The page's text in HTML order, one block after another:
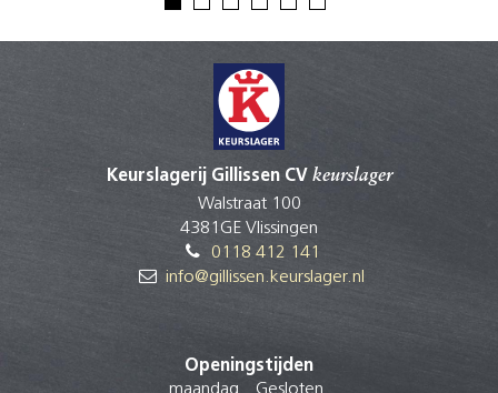
Keurslagerij Gillissen CV keurslager
Walstraat 100
4381GE Vlissingen
0118 412 141
info@gillissen.keurslager.nl
Openingstijden